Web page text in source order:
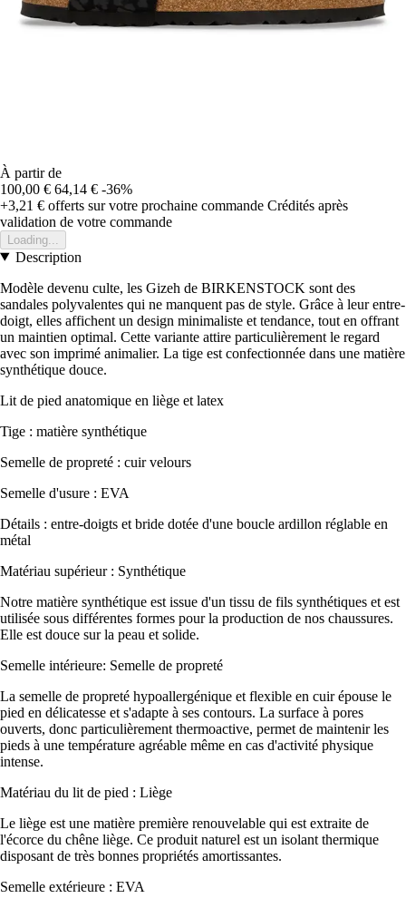
À partir de
100,00 € 64,14 € -36%
+3,21 € offerts sur votre prochaine commande Crédités après
validation de votre commande
Loading...
Description
Modèle devenu culte, les Gizeh de BIRKENSTOCK sont des
sandales polyvalentes qui ne manquent pas de style. Grâce à leur entre-
doigt, elles affichent un design minimaliste et tendance, tout en offrant
un maintien optimal. Cette variante attire particulièrement le regard
avec son imprimé animalier. La tige est confectionnée dans une matière
synthétique douce.
Lit de pied anatomique en liège et latex
Tige : matière synthétique
Semelle de propreté : cuir velours
Semelle d'usure : EVA
Détails : entre-doigts et bride dotée d'une boucle ardillon réglable en
métal
Matériau supérieur : Synthétique
Notre matière synthétique est issue d'un tissu de fils synthétiques et est
utilisée sous différentes formes pour la production de nos chaussures.
Elle est douce sur la peau et solide.
Semelle intérieure: Semelle de propreté
La semelle de propreté hypoallergénique et flexible en cuir épouse le
pied en délicatesse et s'adapte à ses contours. La surface à pores
ouverts, donc particulièrement thermoactive, permet de maintenir les
pieds à une température agréable même en cas d'activité physique
intense.
Matériau du lit de pied : Liège
Le liège est une matière première renouvelable qui est extraite de
l'écorce du chêne liège. Ce produit naturel est un isolant thermique
disposant de très bonnes propriétés amortissantes.
Semelle extérieure : EVA